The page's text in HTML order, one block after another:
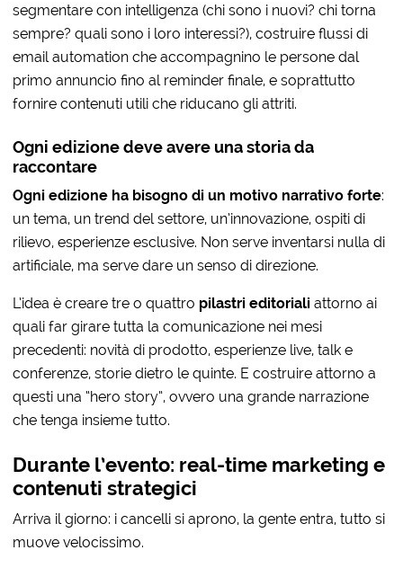
segmentare con intelligenza (chi sono i nuovi? chi torna
sempre? quali sono i loro interessi?), costruire flussi di
email automation che accompagnino le persone dal
primo annuncio fino al reminder finale, e soprattutto
fornire contenuti utili che riducano gli attriti.
Ogni edizione deve avere una storia da
raccontare
Ogni edizione ha bisogno di un motivo narrativo forte:
un tema, un trend del settore, un’innovazione, ospiti di
rilievo, esperienze esclusive. Non serve inventarsi nulla di
artificiale, ma serve dare un senso di direzione.
L’idea è creare tre o quattro pilastri editoriali attorno ai
quali far girare tutta la comunicazione nei mesi
precedenti: novità di prodotto, esperienze live, talk e
conferenze, storie dietro le quinte. E costruire attorno a
questi una “hero story”, ovvero una grande narrazione
che tenga insieme tutto.
Durante l’evento: real-time marketing e
contenuti strategici
Arriva il giorno: i cancelli si aprono, la gente entra, tutto si
muove velocissimo.